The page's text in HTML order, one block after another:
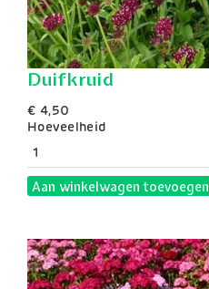
Duifkruid
€ 4,50
Hoeveelheid
Aan winkelwagen toevoegen